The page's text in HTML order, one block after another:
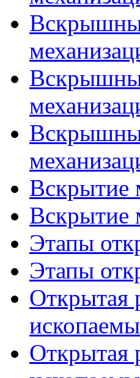
Вскрытие
Вскрытие
Этапы
Этапы
Открытая
Открытая